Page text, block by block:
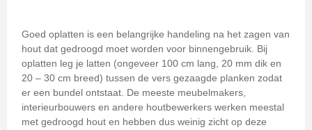
Goed oplatten is een belangrijke handeling na het zagen van
hout dat gedroogd moet worden voor binnengebruik. Bij
oplatten leg je latten (ongeveer 100 cm lang, 20 mm dik en
20 – 30 cm breed) tussen de vers gezaagde planken zodat
er een bundel ontstaat. De meeste meubelmakers,
interieurbouwers en andere houtbewerkers werken meestal
met gedroogd hout en hebben dus weinig zicht op deze